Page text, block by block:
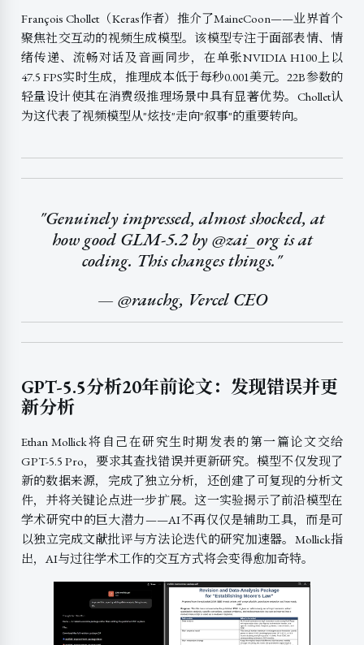
François Chollet（Keras作者）推介了MaineCoon——业界首个
聚焦社交互动的视频生成模型。该模型专注于面部表情、情
绪传递、流畅对话及音画同步，在单张NVIDIA H100上以
47.5 FPS实时生成，推理成本低于每秒0.001美元。22B参数的
轻量设计使其在消费级推理场景中具有显著优势。Chollet认
为这代表了视频模型从"炫技"走向"叙事"的重要转向。
"Genuinely impressed, almost shocked, at
how good GLM-5.2 by @zai_org is at
coding. This changes things."
— @rauchg, Vercel CEO
GPT-5.5分析20年前论文：发现错误并更
新分析
Ethan Mollick将自己在研究生时期发表的第一篇论文交给
GPT-5.5 Pro，要求其查找错误并更新研究。模型不仅发现了
新的数据来源，完成了独立分析，还创建了可复现的分析文
件，并将关键论点进一步扩展。这一实验揭示了前沿模型在
学术研究中的巨大潜力——AI不再仅仅是辅助工具，而是可
以独立完成文献批评与方法论迭代的研究加速器。Mollick指
出，AI与过往学术工作的交互方式将会变得愈加奇特。